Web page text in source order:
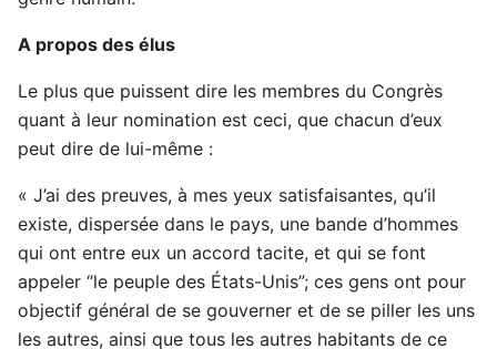
A propos des élus
Le plus que puissent dire les membres du Congrès
quant à leur nomination est ceci, que chacun d’eux
peut dire de lui-même :
« J’ai des preuves, à mes yeux satisfaisantes, qu’il
existe, dispersée dans le pays, une bande d’hommes
qui ont entre eux un accord tacite, et qui se font
appeler “le peuple des États-Unis”; ces gens ont pour
objectif général de se gouverner et de se piller les uns
les autres, ainsi que tous les autres habitants de ce